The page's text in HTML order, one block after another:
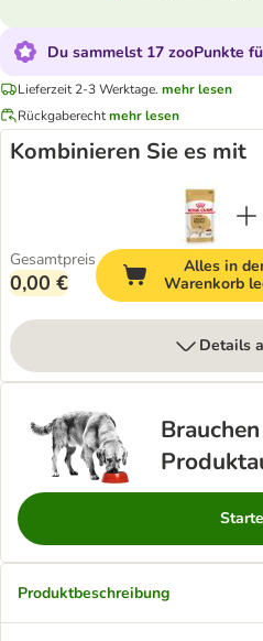
Du sammelst 17 zooPunkte
Lieferzeit 2-3 Werktage. mehr lesen
Rückgaberechtmehr lesen
Kombinieren Sie es mit
Gesamtpreis
0,00 €
Alles in
Warenkorb
Details
Produktbeschreibung